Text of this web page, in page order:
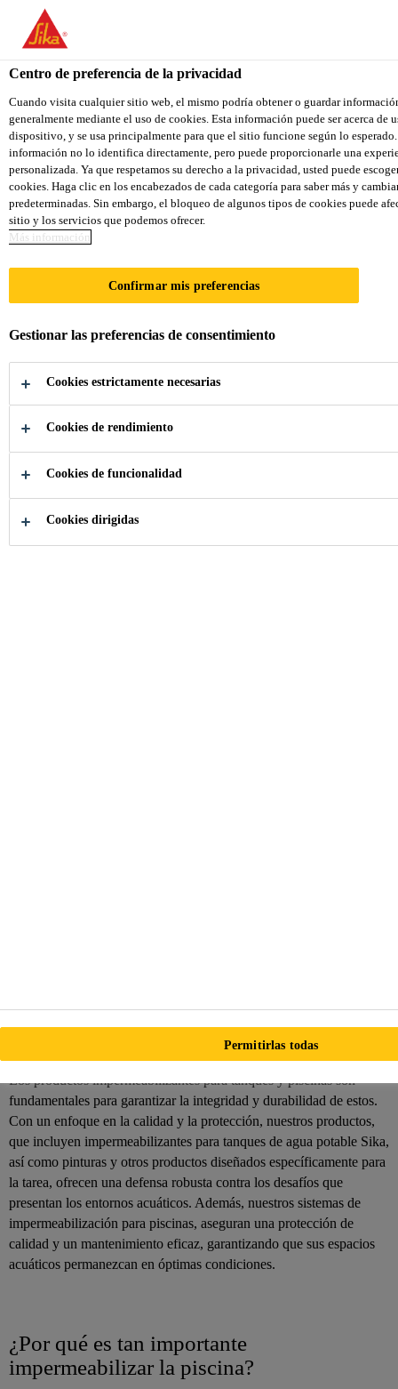
You are accessing "Sika Colombia", it seems you are accessing it
We have a dedicated website for your country.
TO SIKA
USA
STAY ON THE SIKA COLOMBIA
WEBSITE
Sika Colombia
REVESTIMIENT
OS DE
TANQUES Y
PISCINAS
Construcción ... Revestimientos de Tanques y piscinas
impermeabilizante para
Los productos impermeabilizantes para tanques y piscinas son
fundamentales para garantizar la integridad y durabilidad de estos.
Con un enfoque en la calidad y la protección, nuestros productos,
que incluyen impermeabilizantes para tanques de agua potable Sika,
así como pinturas y otros productos diseñados específicamente para
la tarea, ofrecen una defensa robusta contra los desafíos que
presentan los entornos acuáticos. Además, nuestros sistemas de
impermeabilización para piscinas, aseguran una protección de
calidad y un mantenimiento eficaz, garantizando que sus espacios
acuáticos permanezcan en óptimas condiciones.
¿Por qué es tan importante
impermeabilizar la piscina?
Centro de preferencia de la privacidad
Cuando visita cualquier sitio web, el mismo podría obtener o guardar
generalmente mediante el uso de cookies. Esta información puede ser acerca de
dispositivo, y se usa principalmente para que el sitio funcione según lo
información no lo identifica directamente, pero puede proporcionarle una
personalizada. Ya que respetamos su derecho a la privacidad, usted puede
cookies. Haga clic en los encabezados de cada categoría para saber más y
predeterminadas. Sin embargo, el bloqueo de algunos tipos de cookies puede
sitio y los servicios que podemos ofrecer.
Más información
Confirmar mis preferencias
Gestionar las preferencias de consentimiento
Cookies estrictamente necesarias
Cookies de rendimiento
Cookies de funcionalidad
Cookies dirigidas
Permitirlas todas